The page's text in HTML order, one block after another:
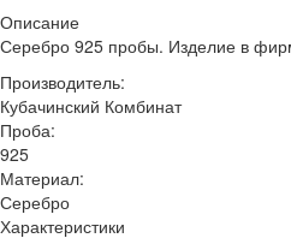
Описание
Серебро 925 пробы. Изделие в
Производитель:
Кубачинский Комбинат
Проба:
925
Материал:
Серебро
Характеристики